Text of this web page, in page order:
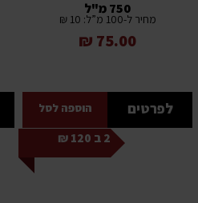
750 מ"ל
מחיר ל-100 מ”ל: 10 ₪
75.00 ₪
לפרטים הוספה לסל
2 ב 120 ₪